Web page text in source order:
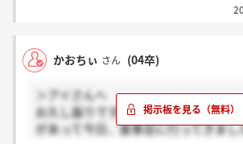
かおちぃ さん (04卒)
＞アイさんへ
お久し振りです。私も逆指名で内定
があって今日、食事会に行ってきま